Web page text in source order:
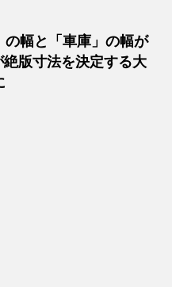
の幅と「車庫」の幅が
絶版寸法を決定する大